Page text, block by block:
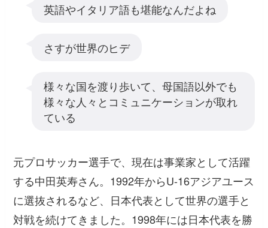
英語やイタリア語も堪能なんだよね
さすが世界のヒデ
様々な国を渡り歩いて、母国語以外でも
様々な人々とコミュニケーションが取れ
ている
元プロサッカー選手で、現在は事業家として活躍
する中田英寿さん。1992年からU-16アジアユース
に選抜されるなど、日本代表として世界の選手と
対戦を続けてきました。1998年には日本代表を勝